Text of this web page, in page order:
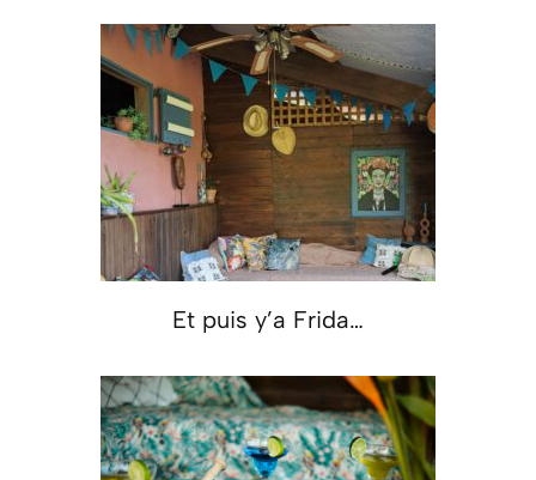
Et puis y’a Frida…